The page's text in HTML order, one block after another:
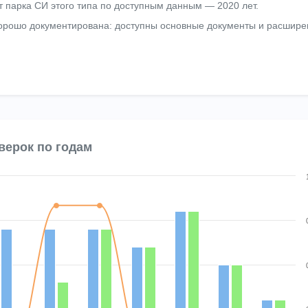
парка СИ этого типа по доступным данным — 2020 лет.
документирована: доступны основные документы и
по годам
displaying categories.
Количество поверок and Непригодность.